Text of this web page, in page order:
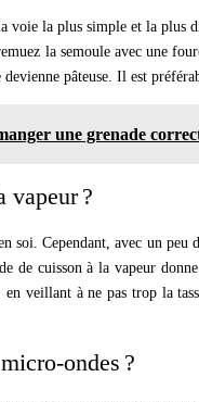
voie la plus simple et la plus
la semoule avec une
devienne pâteuse. Il est
une grenade
vapeur ?
soi. Cependant, avec un
de cuisson à la vapeur
veillant à ne pas trop la
ondes ?